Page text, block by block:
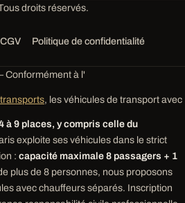
droits réservés.
CGV Politique de confidentialité
Conformément à l'
, les véhicules de transport avec
à 9 places, y compris celle du
exploite ses véhicules dans le strict
: capacité maximale 8 passagers + 1
plus de 8 personnes, nous proposons
avec chauffeurs séparés. Inscription